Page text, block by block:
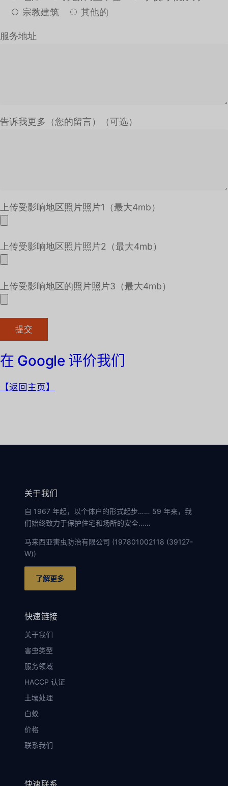
宗教建筑
其他的
服务地址
告诉我更多（您的留言）（可选）
上传受影响地区照片照片1（最大4mb）
上传受影响地区照片照片2（最大4mb）
上传受影响地区的照片照片3（最大4mb）
在 Google 评价我们
【返回主页】
关于我们
自 1967 年起，以个体户的形式起步…… 59 年来，我
们始终致力于保护住宅和场所的安全……
马来西亚害虫防治有限公司 (197801002118 (39127-
W))
了解更多
快速链接
关于我们
害虫类型
服务领域
HACCP 认证
土壤处理
白蚁
价格
联系我们
快速联系